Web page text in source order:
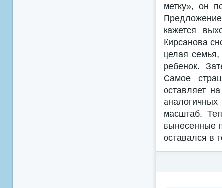
метку», он
кажется
Кирсанова
целая семья,
ребенок.
Самое
оставляет
масштаб.
вынесенные
оставался в